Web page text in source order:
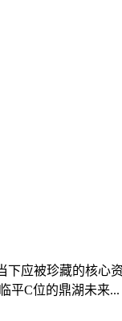
应被珍藏的核
平C位的鼎湖未来...